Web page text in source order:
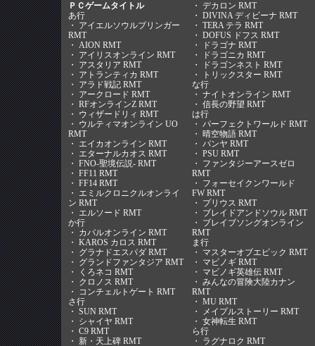
ＰＣゲームタイトル
あ行
・ アイエルソウルブリンガー
RMT
・ AION RMT
・ アイリスオンライン RMT
・ アスタリア RMT
・ アトランティカ RMT
・ アラド戦記 RMT
・ アークロード RMT
・ RFオンラインZ RMT
・ ウィザードリィ RMT
・ ウルティマオンライン UO
RMT
・ エイカオンライン RMT
・ エターナルカオス RMT
・ FNO-聖境伝説- RMT
・ FF11 RMT
・ FF14 RMT
・ エミルクロニクルオンライ
ン RMT
・ エルソード RMT
か行
・ カバルオンライン RMT
・ KAROS カロス RMT
・ グラナドエスパダ RMT
・ グランドファンタジア RMT
・
くろネコ RMT
・ クロノス RMT
・ コンチェルトゲート RMT
さ行
・ SUN RMT
・ シャイヤ RMT
・ C9 RMT
・ 新・天上碑 RMT
・ デカロン RMT
・ DIVINA ディビーナ RMT
・ TERA テラ RMT
・ DOFUS ドフス RMT
・
ドラゴナ RMT
・
ドラゴニカ RMT
・
ドラゴンネスト RMT
・
トリックスター RMT
な行
・ ナイトオンライン RMT
・ 信長の野望 RMT
は行
・ パーフェクトワールド RMT
・ 晴空物語 RMT
・ パンヤ RMT
・ PSU RMT
・ ファンタジーアースゼロ
RMT
・ フォーセイクンワールド
FW RMT
・ プリウス RMT
・ ブレイドアンドソウル RMT
・ ブレイブソングオンライン
RMT
ま行
・ マスターオブエピック RMT
・ マビノギ RMT
・ マビノギ英雄伝 RMT
・ みんなの冒険大陸カナン
RMT
・ MU RMT
・
メイプルストーリー RMT
・ 女神転生 RMT
ら行
・ ラグナロク RMT